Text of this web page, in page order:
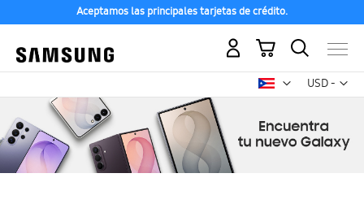
Aceptamos las principales tarjetas de crédito.
USD -
dólar
Mi carrito